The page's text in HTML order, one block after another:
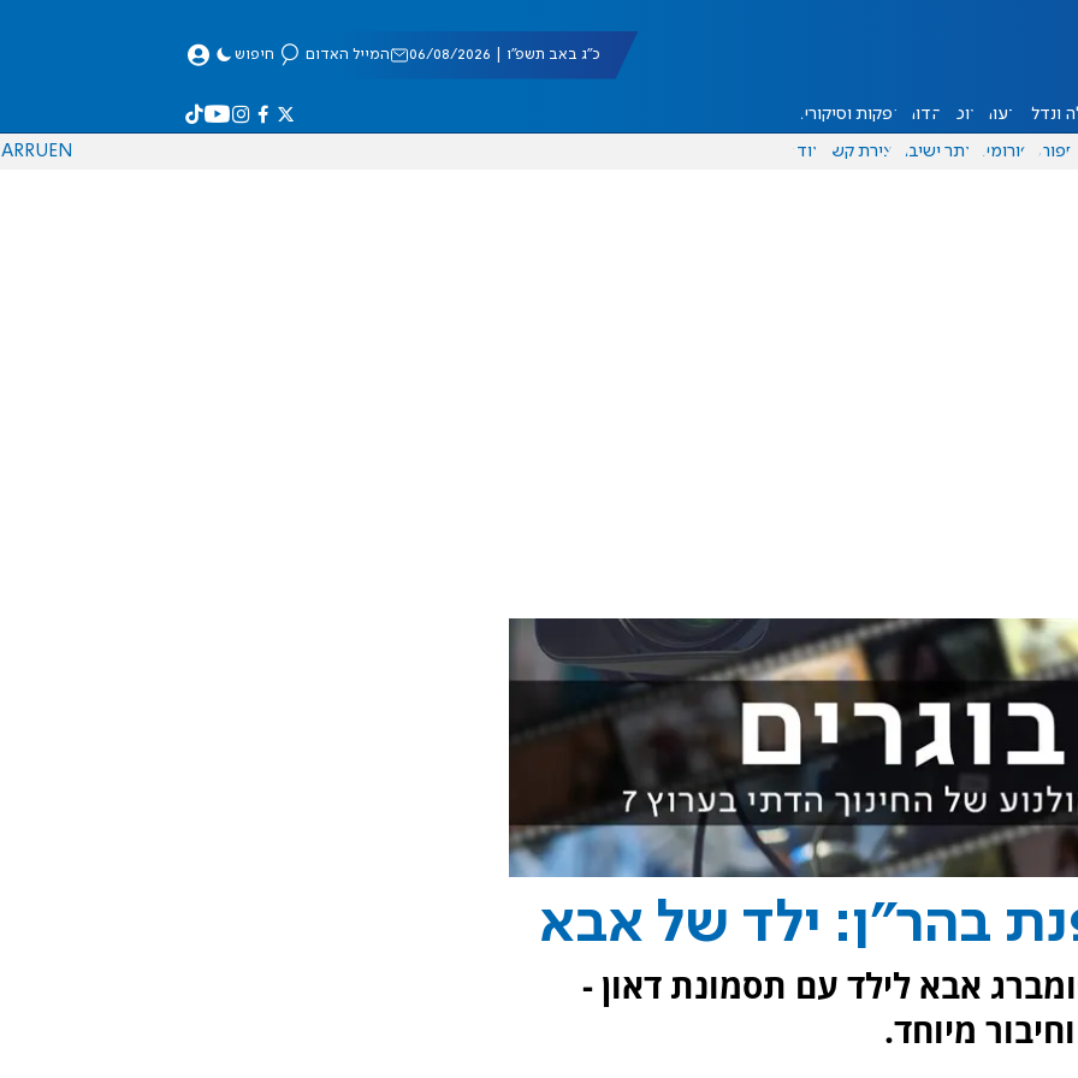
כ"ג באב תשפ"ו | 06/08/2026 המייל האדום חיפוש
ונדל"ן דעות אוכל יהדות הפקות וסיקורים
ספורט פורומים אתר ישיבה יצירת קשר עוד EN
RU
AR
בהר"ן: ילד של אבא
אבא לילד עם תסמונת דאון -
מיוחד.